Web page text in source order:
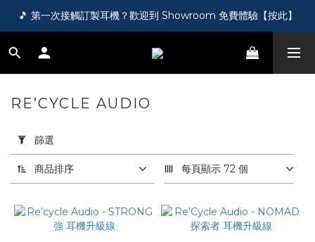
🎵 第一次接觸訂製耳機？歡迎到 Showroom 免費體驗【按此】
🎵 第一次接觸訂製耳機？歡迎到 Showroom 免費體驗【按此】
🌏 港澳台及海外訂單滿 HK$1000，即享免運！
🎵 第一次接觸訂製耳機？歡迎到 Showroom 免費體驗【按此】
用
篩
選
(0/20)
價格
RE’CYCLE AUDIO
篩選
商品排序 每頁顯示 72 個